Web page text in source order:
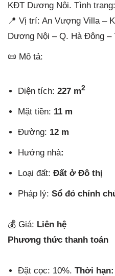
KĐT Dương Nội. Tình
📍 Vị trí: An Vượng Villa –
Dương Nội – Q. Hà Đông –
📜 Mô tả:
Diện tích: 227 m2
Mặt tiền: 11 m
Đường: 12 m
Hướng nhà:
Loại đất: Đất ở Đô thị
Pháp lý: Sổ đỏ chính
💰 Giá: Liên hệ
Phương thức thanh toán
Đặt cọc: 10%. Thời hạn: